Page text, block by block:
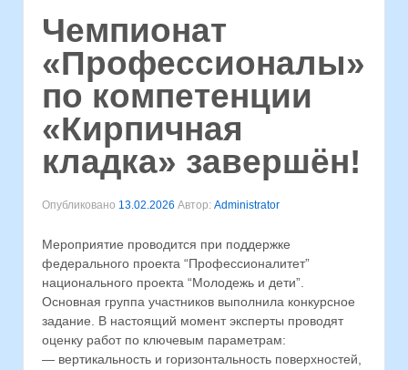
Чемпионат
«Профессионалы»
по компетенции
«Кирпичная
кладка» завершён!
Опубликовано 13.02.2026 Автор: Administrator
Мероприятие проводится при поддержке
федерального проекта “Профессионалитет”
национального проекта “Молодежь и дети”.
Основная группа участников выполнила конкурсное
задание. В настоящий момент эксперты проводят
оценку работ по ключевым параметрам:
— вертикальность и горизонтальность поверхностей,